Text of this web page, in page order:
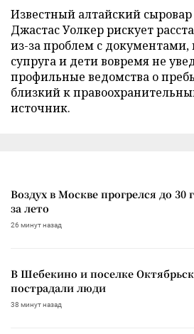
Известный алтайский
Джастас Уолкер рискует
из-за проблем с документами,
супруга и дети вовремя не
профильные ведомства о
близкий к
источник.
Воздух в Москве прогрелся до 30
за лето
26 минут назад
В Шебекино и поселке
пострадали люди
38 минут назад